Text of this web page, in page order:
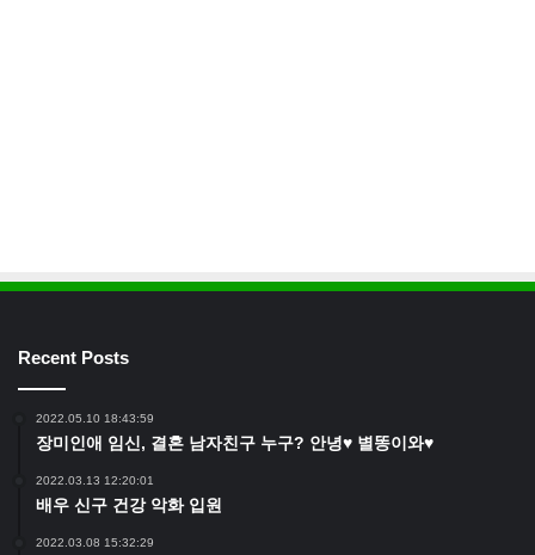
Recent Posts
2022.05.10 18:43:59
장미인애 임신, 결혼 남자친구 누구? 안녕♥ 별똥이와♥
2022.03.13 12:20:01
배우 신구 건강 악화 입원
2022.03.08 15:32:29